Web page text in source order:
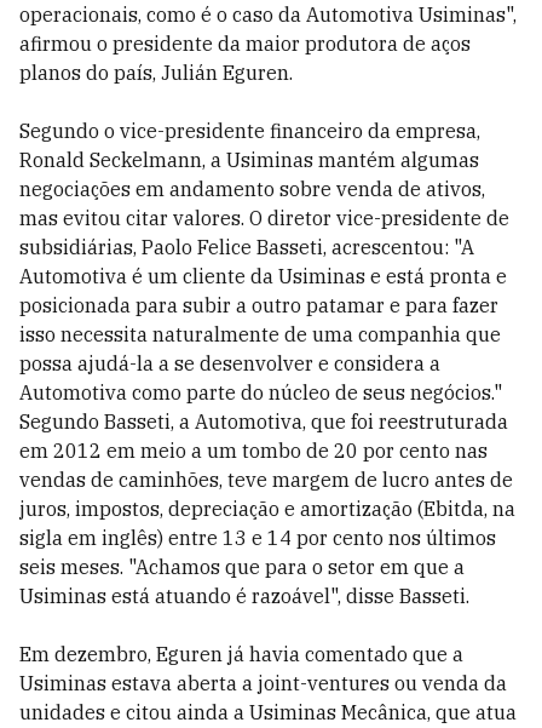
operacionais, como é o caso da Automotiva Usiminas",
afirmou o presidente da maior produtora de aços
planos do país, Julián Eguren.
Segundo o vice-presidente financeiro da empresa,
Ronald Seckelmann, a Usiminas mantém algumas
negociações em andamento sobre venda de ativos,
mas evitou citar valores. O diretor vice-presidente de
subsidiárias, Paolo Felice Basseti, acrescentou: "A
Automotiva é um cliente da Usiminas e está pronta e
posicionada para subir a outro patamar e para fazer
isso necessita naturalmente de uma companhia que
possa ajudá-la a se desenvolver e considera a
Automotiva como parte do núcleo de seus negócios."
Segundo Basseti, a Automotiva, que foi reestruturada
em 2012 em meio a um tombo de 20 por cento nas
vendas de caminhões, teve margem de lucro antes de
juros, impostos, depreciação e amortização (Ebitda, na
sigla em inglês) entre 13 e 14 por cento nos últimos
seis meses. "Achamos que para o setor em que a
Usiminas está atuando é razoável", disse Basseti.
Em dezembro, Eguren já havia comentado que a
Usiminas estava aberta a joint-ventures ou venda da
unidades e citou ainda a Usiminas Mecânica, que atua